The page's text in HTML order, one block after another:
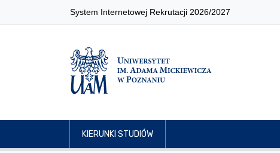
System Internetowej Rekrutacji 2026/2027
KIERUNKI STUDIÓW